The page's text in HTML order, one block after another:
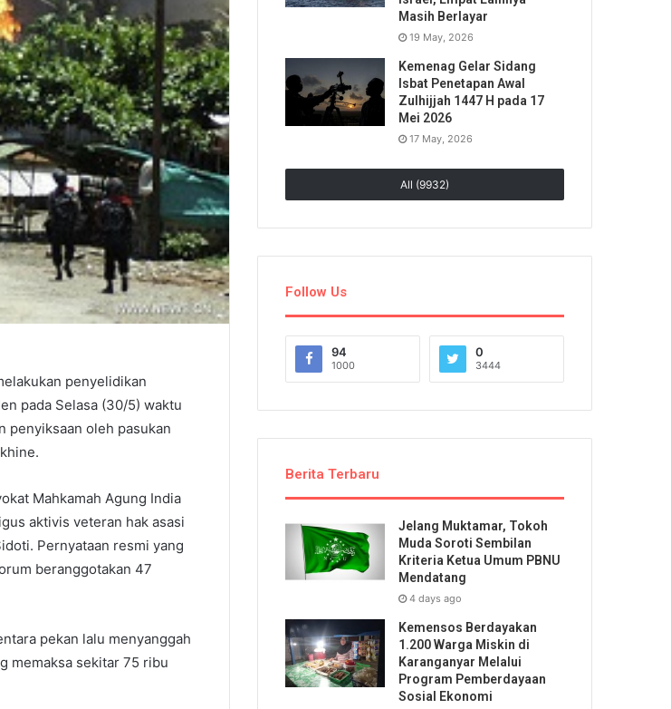
penyelidikan
pada Selasa (30/5) waktu
penyiksaan oleh pasukan
Mahkamah Agung India
aktivis veteran hak asasi
Pernyataan resmi yang
beranggotakan 47
pekan lalu menyanggah
memaksa sekitar 75 ribu
Masih Berlayar
19 May, 2026
Kemenag Gelar Sidang
Isbat Penetapan Awal
Zulhijjah 1447 H pada 17
Mei 2026
17 May, 2026
All (9932)
Follow Us
94
1000
0
3444
Berita Terbaru
Jelang Muktamar, Tokoh
Muda Soroti Sembilan
Kriteria Ketua Umum PBNU
Mendatang
4 days ago
Kemensos Berdayakan
1.200 Warga Miskin di
Karanganyar Melalui
Program Pemberdayaan
Sosial Ekonomi